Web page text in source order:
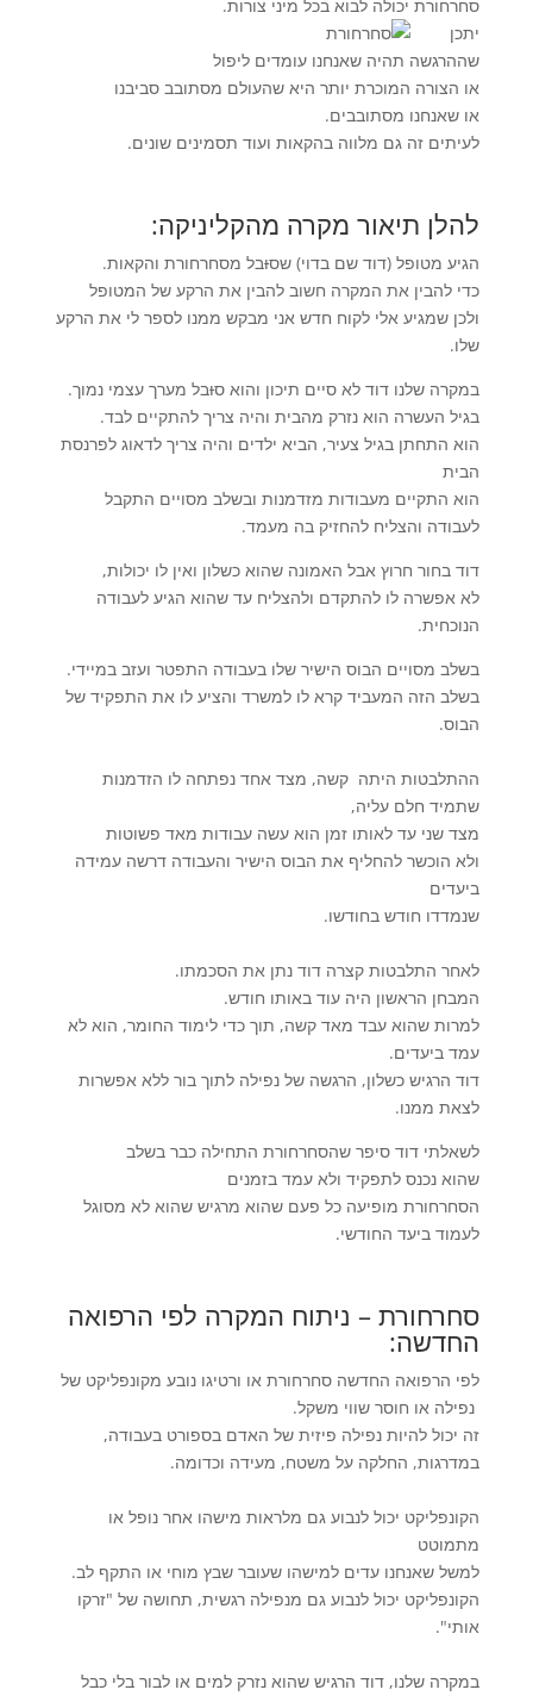
סחרחורת יכולה לבוא בכל מיני צורות.
יתכן
שההרגשה תהיה שאנחנו עומדים ליפול
או הצורה המוכרת יותר היא שהעולם מסתובב סביבנו
או שאנחנו מסתובבים.
לעיתים זה גם מלווה בהקאות ועוד תסמינים שונים.
להלן תיאור מקרה מהקליניקה:
הגיע מטופל (דוד שם בדוי) שסובל מסחרחורת והקאות.
כדי להבין את המקרה חשוב להבין את הרקע של המטופל
ולכן שמגיע אלי לקוח חדש אני מבקש ממנו לספר לי את הרקע
שלו.
במקרה שלנו דוד לא סיים תיכון והוא סובל מערך עצמי נמוך.
בגיל העשרה הוא נזרק מהבית והיה צריך להתקיים לבד.
הוא התחתן בגיל צעיר, הביא ילדים והיה צריך לדאוג לפרנסת
הבית
הוא התקיים מעבודות מזדמנות ובשלב מסויים התקבל
לעבודה והצליח להחזיק בה מעמד.
דוד בחור חרוץ אבל האמונה שהוא כשלון ואין לו יכולות,
לא אפשרה לו להתקדם ולהצליח עד שהוא הגיע לעבודה
הנוכחית.
בשלב מסויים הבוס הישיר שלו בעבודה התפטר ועזב במיידי.
בשלב הזה המעביד קרא לו למשרד והציע לו את התפקיד של
הבוס.
ההתלבטות היתה קשה, מצד אחד נפתחה לו הזדמנות
שתמיד חלם עליה,
מצד שני עד לאותו זמן הוא עשה עבודות מאד פשוטות
ולא הוכשר להחליף את הבוס הישיר והעבודה דרשה עמידה
ביעדים
שנמדדו חודש בחודשו.
לאחר התלבטות קצרה דוד נתן את הסכמתו.
המבחן הראשון היה עוד באותו חודש.
למרות שהוא עבד מאד קשה, תוך כדי לימוד החומר, הוא לא
עמד ביעדים.
דוד הרגיש כשלון, הרגשה של נפילה לתוך בור ללא אפשרות
לצאת ממנו.
לשאלתי דוד סיפר שהסחרחורת התחילה כבר בשלב
שהוא נכנס לתפקיד ולא עמד בזמנים
הסחרחורת מופיעה כל פעם שהוא מרגיש שהוא לא מסוגל
לעמוד ביעד החודשי.
סחרחורת – ניתוח המקרה לפי הרפואה
החדשה:
לפי הרפואה החדשה סחרחורת או ורטיגו נובע מקונפליקט של
נפילה או חוסר שווי משקל.
זה יכול להיות נפילה פיזית של האדם בספורט בעבודה,
במדרגות, החלקה על משטח, מעידה וכדומה.
הקונפליקט יכול לנבוע גם מלראות מישהו אחר נופל או
מתמוטט
למשל שאנחנו עדים למישהו שעובר שבץ מוחי או התקף לב.
הקונפליקט יכול לנבוע גם מנפילה רגשית, תחושה של "זרקו
אותי".
במקרה שלנו, דוד הרגיש שהוא נזרק למים או לבור בלי כבל